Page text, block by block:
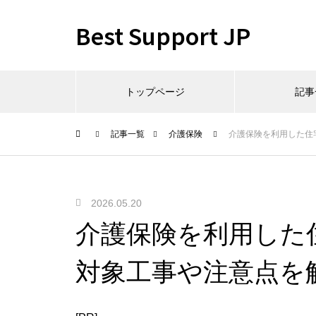
Best Support JP
トップページ 記
記事一覧 介護保険 介護保険を利用した
2026.05.20
介護保険を利用した
対象工事や注意点を